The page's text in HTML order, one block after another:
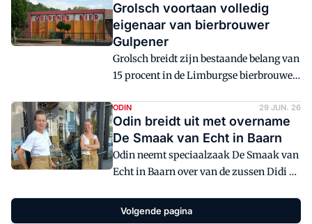
Grolsch voortaan volledig
eigenaar van bierbrouwer
Gulpener
Grolsch breidt zijn bestaande belang van
15 procent in de Limburgse bierbrouwer
daarmee volledig eigenaar van het merk.
ODIN 29 JUN. 26
Odin breidt uit met overname
De Smaak van Echt in Baarn
Odin neemt speciaalzaak De Smaak van
Echt in Baarn over van de zussen Didi en
voor de biologische coöperatie.
Volgende pagina